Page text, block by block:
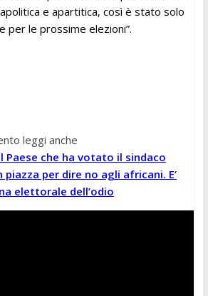
e apartitica, così è stato solo
per le prossime elezioni”.
leggi anche
Paese che ha votato il sindaco
per dire no agli africani. E’
elettorale dell’odio